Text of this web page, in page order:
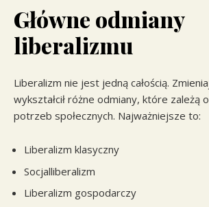
Główne odmiany
liberalizmu
Liberalizm nie jest jedną całością.
wykształcił różne odmiany, które zależą
potrzeb społecznych. Najważniejsze to:
Liberalizm klasyczny
Socjalliberalizm
Liberalizm gospodarczy